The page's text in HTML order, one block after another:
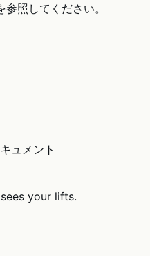
参照してください。
ュメント
your lifts.